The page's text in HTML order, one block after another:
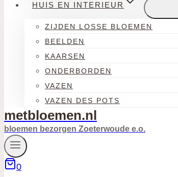
HUIS EN INTERIEUR
ZIJDEN LOSSE BLOEMEN
BEELDEN
KAARSEN
ONDERBORDEN
VAZEN
VAZEN DES POTS
metbloemen.nl
bloemen bezorgen Zoeterwoude e.o.
0